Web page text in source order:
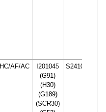
HC/AF/AC
I201045
(G91)
(H30)
(G189)
(SCR30)
S241032